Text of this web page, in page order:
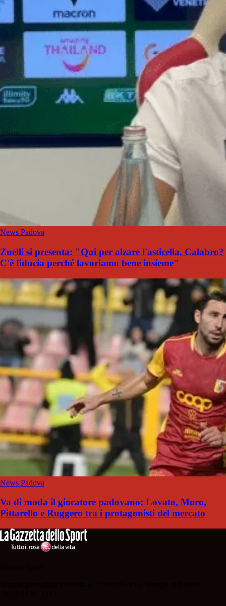
News Padova
Zuelli si presenta: "Qui per alzare l'asticella. Calabro?
C'è fiducia perché lavoriamo bene insieme"
News Padova
Va di moda il giocatore padovano: Lovato, Moro,
Pittarello e Ruggero tra i protagonisti del mercato